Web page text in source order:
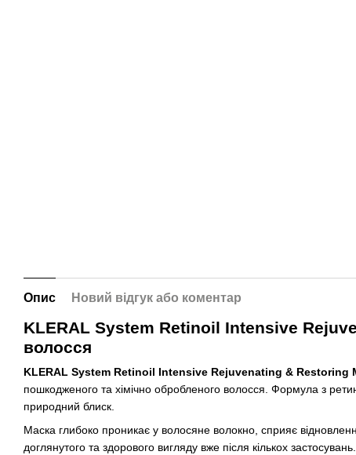
Опис Новий відгук або коментар
KLERAL System Retinoil Intensive
волосся
KLERAL System Retinoil Intensive Rejuvenating & Restoring
пошкодженого та хімічно обробленого волосся. Формула з
природний блиск.
Маска глибоко проникає у волосяне волокно, сприяє
доглянутого та здорового вигляду вже після кількох застосувань.